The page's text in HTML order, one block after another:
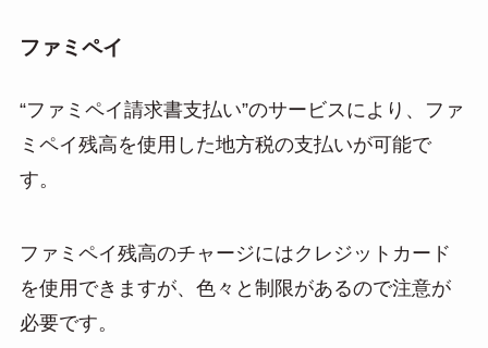
ファミペイ
“ファミペイ請求書支払い”のサービスにより、ファ
ミペイ残高を使用した地方税の支払いが可能で
す。
ファミペイ残高のチャージにはクレジットカード
を使用できますが、色々と制限があるので注意が
必要です。